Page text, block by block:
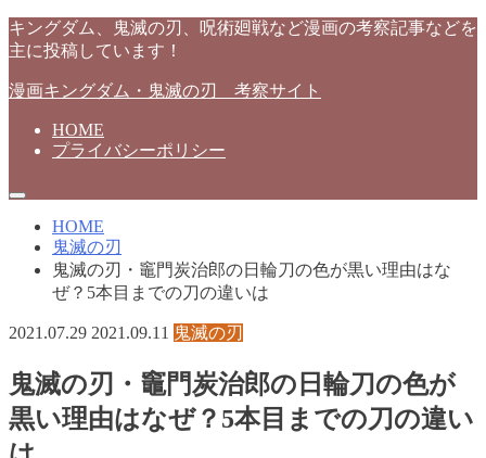
キングダム、鬼滅の刃、呪術廻戦など漫画の考察記事などを
主に投稿しています！
漫画キングダム・鬼滅の刃 考察サイト
HOME
プライバシーポリシー
HOME
鬼滅の刃
鬼滅の刃・竈門炭治郎の日輪刀の色が黒い理由はな
ぜ？5本目までの刀の違いは
2021.07.29 2021.09.11 鬼滅の刃
鬼滅の刃・竈門炭治郎の日輪刀の色が
黒い理由はなぜ？5本目までの刀の違い